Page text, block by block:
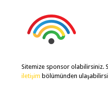
Sitemize sponsor olabilirsiniz.
iletişim bölümünden